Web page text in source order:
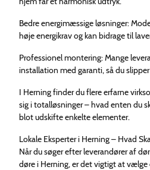
Bedre energimæssige løsninger:
høje energikrav og kan bidrage til
Professionel montering: Mange
installation med garanti, så du
I Herning finder du flere erfarne
sig i totalløsninger – hvad enten du
blot udskifte enkelte elementer.
Lokale Eksperter i Herning – Hvad
Når du søger efter leverandører af
døre i Herning, er det vigtigt at